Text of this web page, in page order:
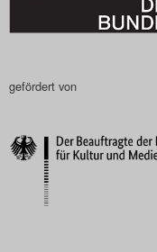
Das
gefördert von